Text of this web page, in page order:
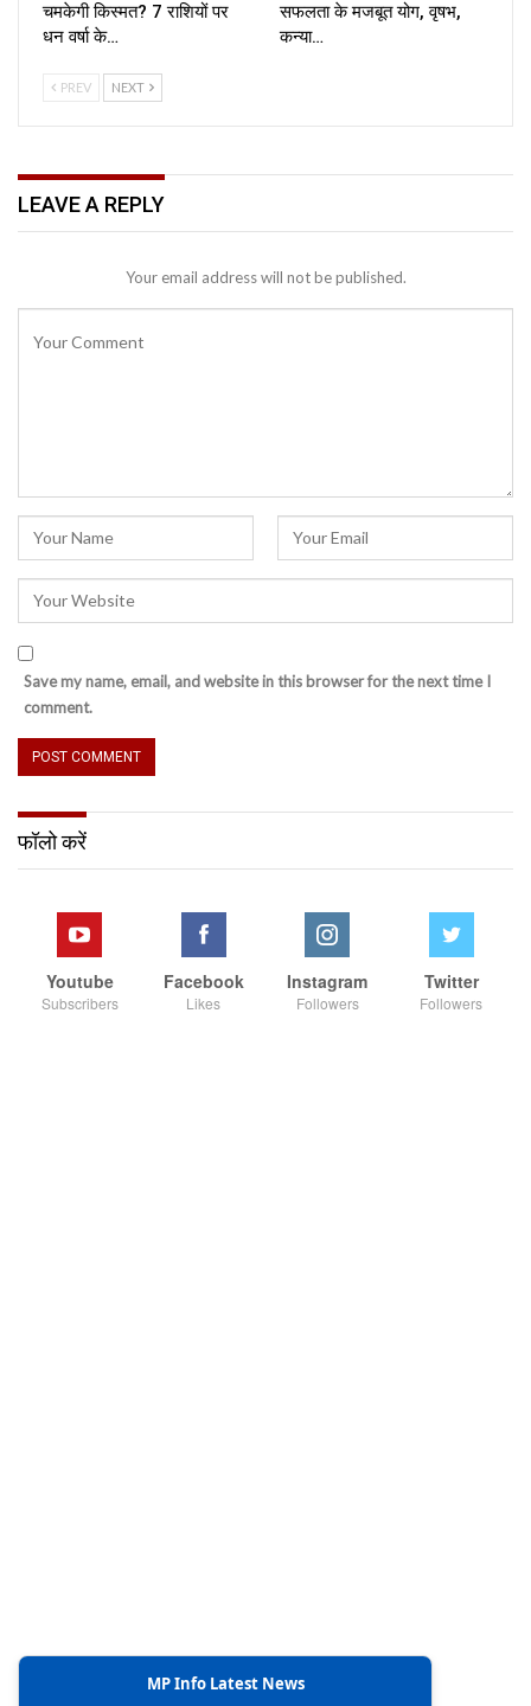
चमकेगी किस्मत? 7 राशियों पर
धन वर्षा के…
सफलता के मजबूत योग, वृषभ,
कन्या…
PREV NEXT
LEAVE A REPLY
Your email address will not be published.
Save my name, email, and website in this browser for the next time I
comment.
फॉलो करें
Youtube
Subscribers
Facebook
Likes
Instagram
Followers
Twitter
Followers
MP Info Latest News